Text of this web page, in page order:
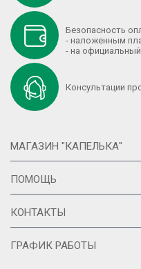
Безопасность
- наложенным
- на
Консультации
МАГАЗИН "КАПЕЛЬКА"
ПОМОЩЬ
КОНТАКТЫ
ГРАФИК РАБОТЫ